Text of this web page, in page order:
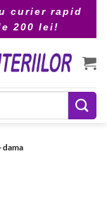
curier rapid
200 lei!
dama